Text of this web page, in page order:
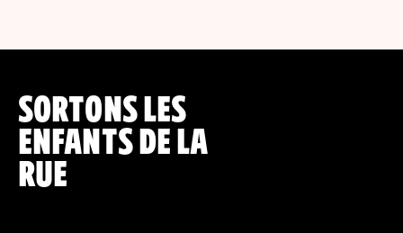
SORTONS LES
ENFANTS DE LA
RUE